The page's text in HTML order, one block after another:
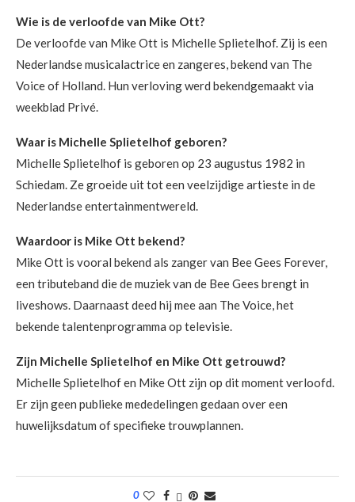
Wie is de verloofde van Mike Ott?
De verloofde van Mike Ott is Michelle Splietelhof. Zij is een
Nederlandse musicalactrice en zangeres, bekend van The
Voice of Holland. Hun verloving werd bekendgemaakt via
weekblad Privé.
Waar is Michelle Splietelhof geboren?
Michelle Splietelhof is geboren op 23 augustus 1982 in
Schiedam. Ze groeide uit tot een veelzijdige artieste in de
Nederlandse entertainmentwereld.
Waardoor is Mike Ott bekend?
Mike Ott is vooral bekend als zanger van Bee Gees Forever,
een tributeband die de muziek van de Bee Gees brengt in
liveshows. Daarnaast deed hij mee aan The Voice, het
bekende talentenprogramma op televisie.
Zijn Michelle Splietelhof en Mike Ott getrouwd?
Michelle Splietelhof en Mike Ott zijn op dit moment verloofd.
Er zijn geen publieke mededelingen gedaan over een
huwelijksdatum of specifieke trouwplannen.
0